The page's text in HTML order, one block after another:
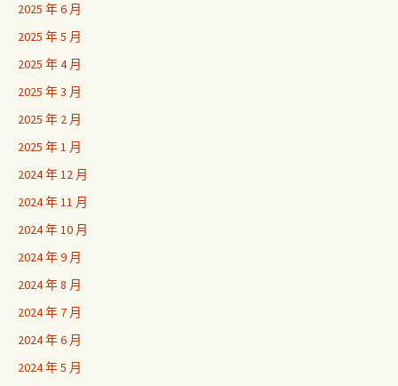
2025 年 6 月
2025 年 5 月
2025 年 4 月
2025 年 3 月
2025 年 2 月
2025 年 1 月
2024 年 12 月
2024 年 11 月
2024 年 10 月
2024 年 9 月
2024 年 8 月
2024 年 7 月
2024 年 6 月
2024 年 5 月